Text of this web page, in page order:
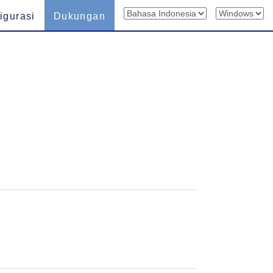
Dukungan